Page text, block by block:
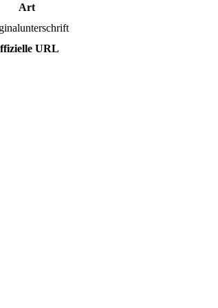
Art
URL